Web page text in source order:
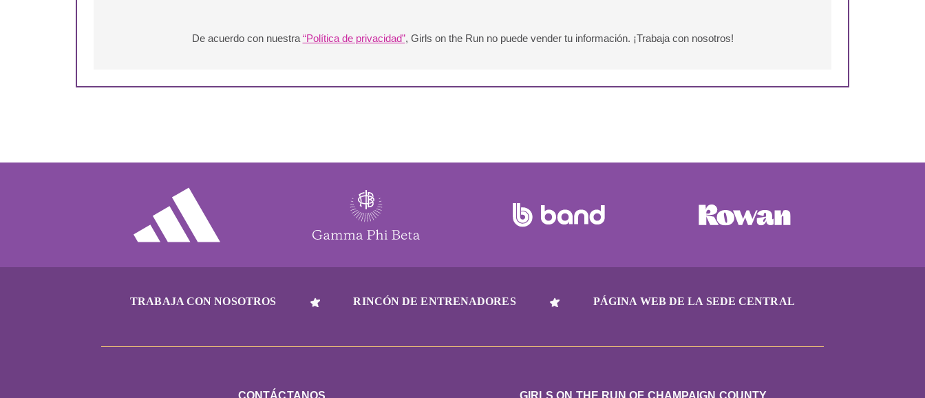
De acuerdo con nuestra “Política de privacidad”, Girls on the Run no puede vender tu información. ¡Trabaja con nosotros!
TRABAJA CON NOSOTROS RINCÓN DE ENTRENADORES PÁGINA WEB DE LA SEDE CENTRAL